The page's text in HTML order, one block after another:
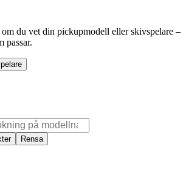
du vet din pickupmodell eller skivspelare –
passar.
Rensa